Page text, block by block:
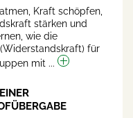
Kraft schöpfen,
stärken und
wie die
für
mit ...